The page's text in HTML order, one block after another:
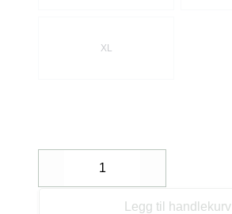
XL
Decrease
Legg til handlekurv